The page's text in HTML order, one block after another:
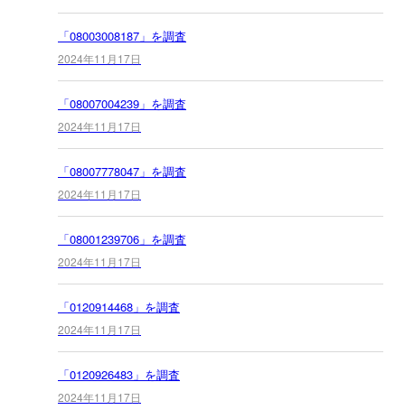
「08003008187」を調査
2024年11月17日
「08007004239」を調査
2024年11月17日
「08007778047」を調査
2024年11月17日
「08001239706」を調査
2024年11月17日
「0120914468」を調査
2024年11月17日
「0120926483」を調査
2024年11月17日